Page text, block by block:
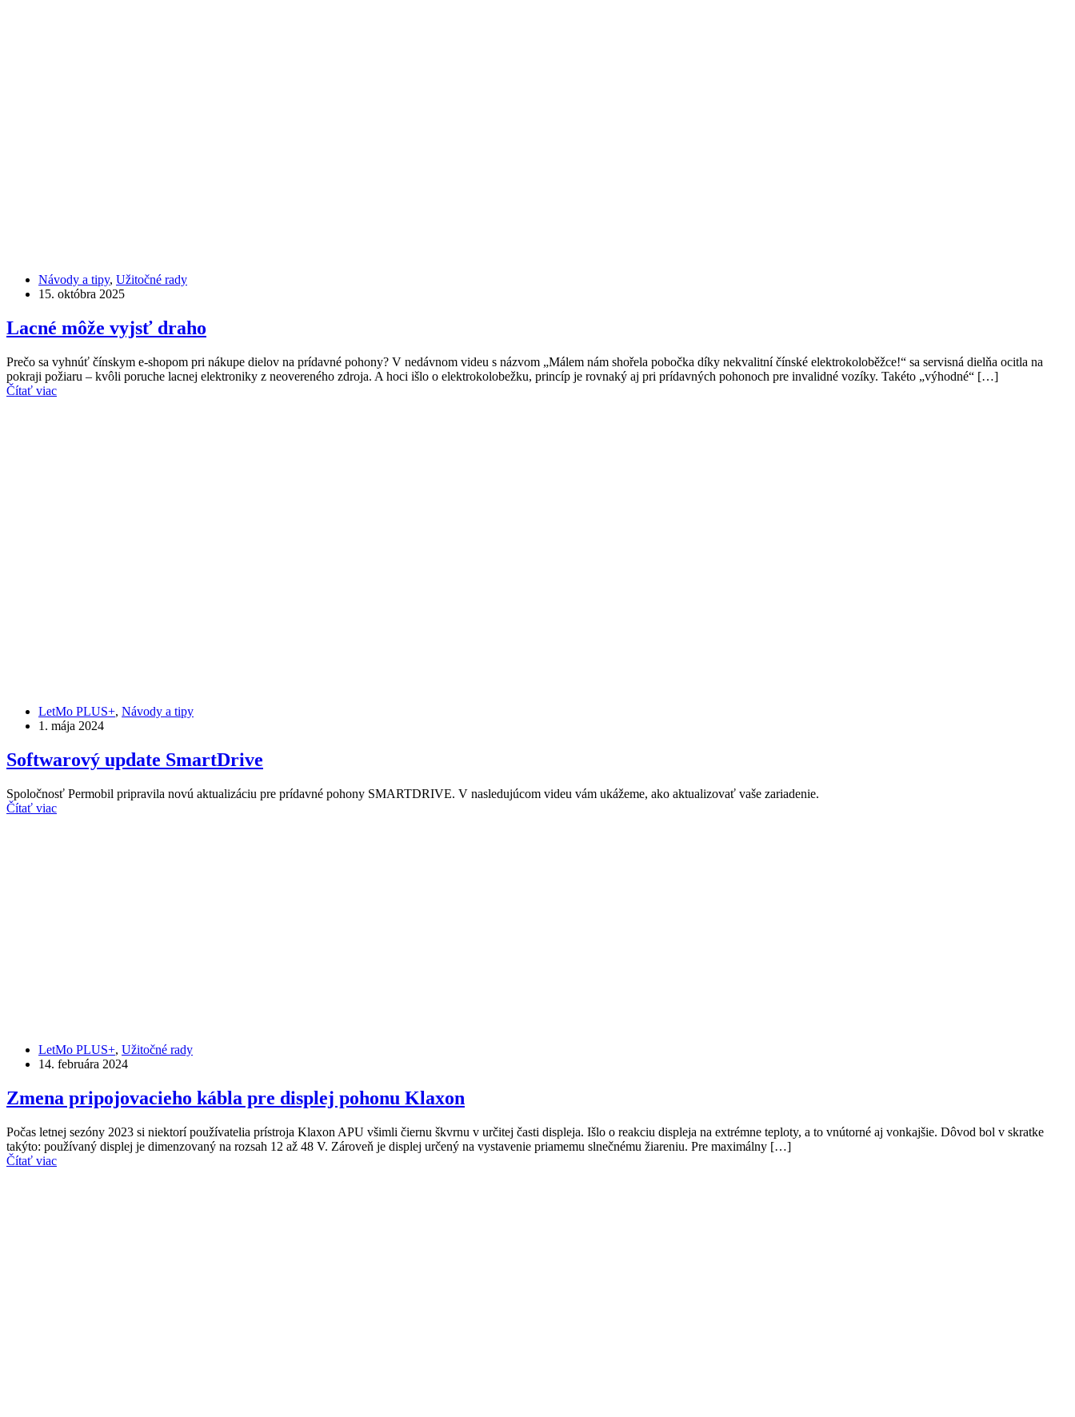
Návody a tipy, Užitočné rady
15. októbra 2025
Lacné môže vyjsť draho
Prečo sa vyhnúť čínskym e-shopom pri nákupe dielov na prídavné pohony? V nedávnom videu s názvom „Málem nám shořela pobočka díky nekvalitní čínské elektrokoloběžce!“ sa servisná dielňa ocitla na
pokraji požiaru – kvôli poruche lacnej elektroniky z neovereného zdroja. A hoci išlo o elektrokolobežku, princíp je rovnaký aj pri prídavných pohonoch pre invalidné vozíky. Takéto „výhodné“ […]
Čítať viac
LetMo PLUS+, Návody a tipy
1. mája 2024
Softwarový update SmartDrive
Spoločnosť Permobil pripravila novú aktualizáciu pre prídavné pohony SMARTDRIVE. V nasledujúcom videu vám ukážeme, ako aktualizovať vaše zariadenie.
Čítať viac
LetMo PLUS+, Užitočné rady
14. februára 2024
Zmena pripojovacieho kábla pre displej pohonu Klaxon
Počas letnej sezóny 2023 si niektorí používatelia prístroja Klaxon APU všimli čiernu škvrnu v určitej časti displeja. Išlo o reakciu displeja na extrémne teploty, a to vnútorné aj vonkajšie. Dôvod bol v skratke
takýto: používaný displej je dimenzovaný na rozsah 12 až 48 V. Zároveň je displej určený na vystavenie priamemu slnečnému žiareniu. Pre maximálny […]
Čítať viac